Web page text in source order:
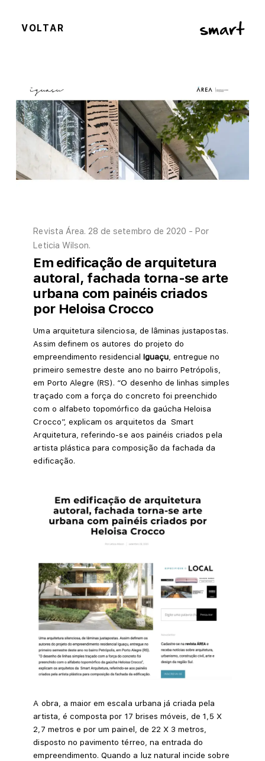
VOLTAR
Revista Área. 28 de setembro de 2020 - Por
Leticia Wilson.
Em edificação de arquitetura
autoral, fachada torna-se arte
urbana com painéis criados
por Heloisa Crocco
Uma arquitetura silenciosa, de lâminas justapostas.
Assim definem os autores do projeto do
empreendimento residencial Iguaçu, entregue no
primeiro semestre deste ano no bairro Petrópolis,
em Porto Alegre (RS). “O desenho de linhas simples
traçado com a força do concreto foi preenchido
com o alfabeto topomórfico da gaúcha Heloisa
Crocco”, explicam os arquitetos da Smart
Arquitetura, referindo-se aos painéis criados pela
artista plástica para composição da fachada da
edificação.
A obra, a maior em escala urbana já criada pela
artista, é composta por 17 brises móveis, de 1,5 X
2,7 metros e por um painel, de 22 X 3 metros,
disposto no pavimento térreo, na entrada do
empreendimento. Quando a luz natural incide sobre